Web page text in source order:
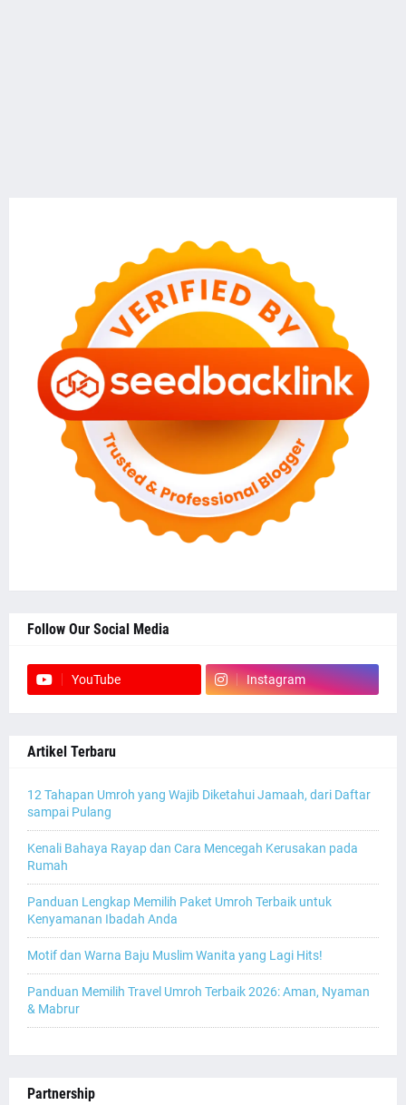
Follow Our Social Media
YouTube Instagram
Artikel Terbaru
12 Tahapan Umroh yang Wajib Diketahui Jamaah, dari Daftar
sampai Pulang
Kenali Bahaya Rayap dan Cara Mencegah Kerusakan pada
Rumah
Panduan Lengkap Memilih Paket Umroh Terbaik untuk
Kenyamanan Ibadah Anda
Motif dan Warna Baju Muslim Wanita yang Lagi Hits!
Panduan Memilih Travel Umroh Terbaik 2026: Aman, Nyaman
& Mabrur
Partnership